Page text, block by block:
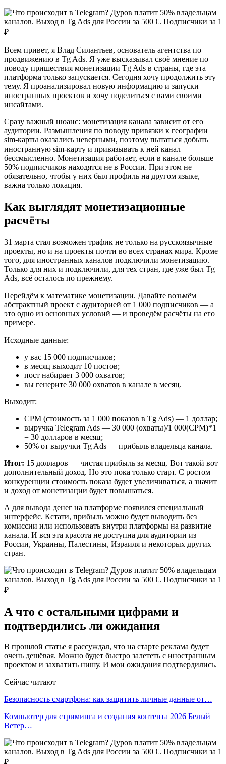
Всем привет, я Влад Силантьев, основатель агентства по
продвижению в Tg Ads. Я уже высказывал своё мнение по
поводу пришествия монетизации Tg Ads в страны, где эта
платформа только запускается. Сегодня хочу продолжить эту
тему. Я проанализировал новую информацию и запуски
иностранных проектов и хочу поделиться с вами своими
инсайтами.
Сразу важный нюанс: монетизация канала зависит от его
аудитории. Размышления по поводу привязки к географии
sim-карты оказались неверными, поэтому пытаться добыть
иностранную sim-карту и привязывать к ней канал
бессмысленно. Монетизация работает, если в канале больше
50% подписчиков находятся не в России. При этом не
обязательно, чтобы у них был профиль на другом языке,
важна только локация.
Как выглядят монетизационные
расчёты
31 марта стал возможен трафик не только на русскоязычные
проекты, но и на проекты почти во всех странах мира. Кроме
того, для иностранных каналов подключили монетизацию.
Только для них и подключили, для тех стран, где уже был Tg
Ads, всё осталось по прежнему.
Перейдём к математике монетизации. Давайте возьмём
абстрактный проект с аудиторией от 1 000 подписчиков — а
это одно из основных условий — и проведём расчёты на его
примере.
Исходные данные:
у вас 15 000 подписчиков;
в месяц выходит 10 постов;
пост набирает 3 000 охватов;
вы генерите 30 000 охватов в канале в месяц.
Выходит:
CPM (стоимость за 1 000 показов в Tg Ads) — 1 доллар;
выручка Telegram Ads — 30 000 (охваты)/1 000(CPM)*1
= 30 долларов в месяц;
50% от выручки Tg Ads — прибыль владельца канала.
Итог: 15 долларов — чистая прибыль за месяц. Вот такой вот
дополнительный доход. Но это пока только старт. С ростом
конкуренции стоимость показа будет увеличиваться, а значит
и доход от монетизации будет повышаться.
А для вывода денег на платформе появился специальный
интерфейс. Кстати, прибыль можно будет выводить без
комиссии или использовать внутри платформы на развитие
канала. И вся эта красота не доступна для аудитории из
России, Украины, Палестины, Израиля и некоторых других
стран.
А что с остальными цифрами и
подтвердились ли ожидания
В прошлой статье я рассуждал, что на старте реклама будет
очень дешёвая. Можно будет быстро залететь с иностранным
проектом и захватить нишу. И мои ожидания подтвердились.
Сейчас читают
Безопасность смартфона: как защитить личные данные от…
Компьютер для стриминга и создания контента 2026 Белый
Ветер…